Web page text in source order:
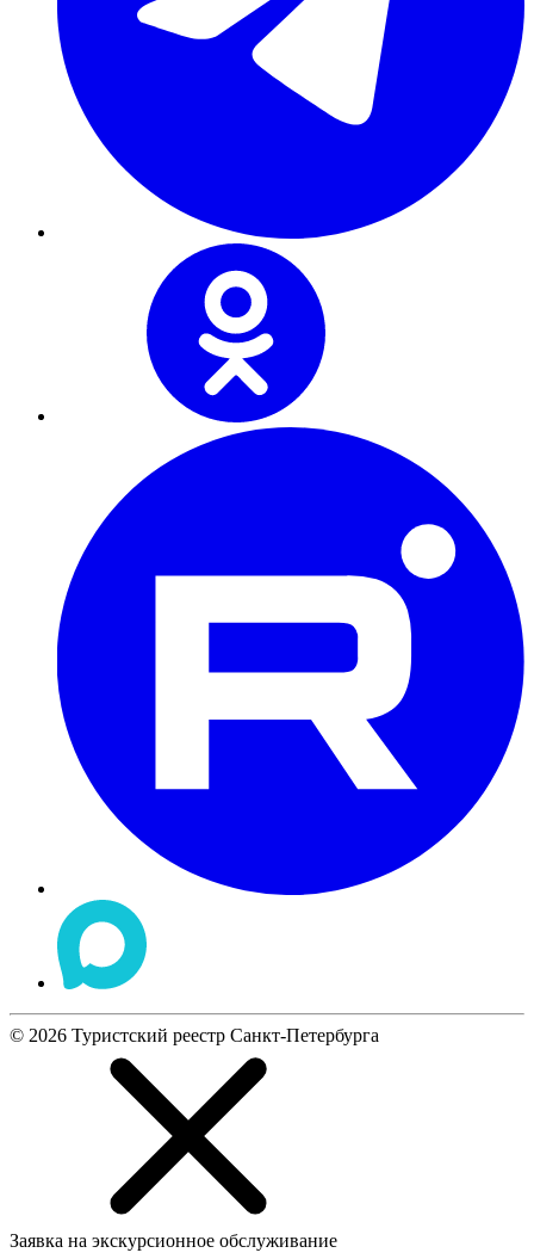
© 2026 Туристский реестр Санкт-Петербурга
Заявка на экскурсионное обслуживание